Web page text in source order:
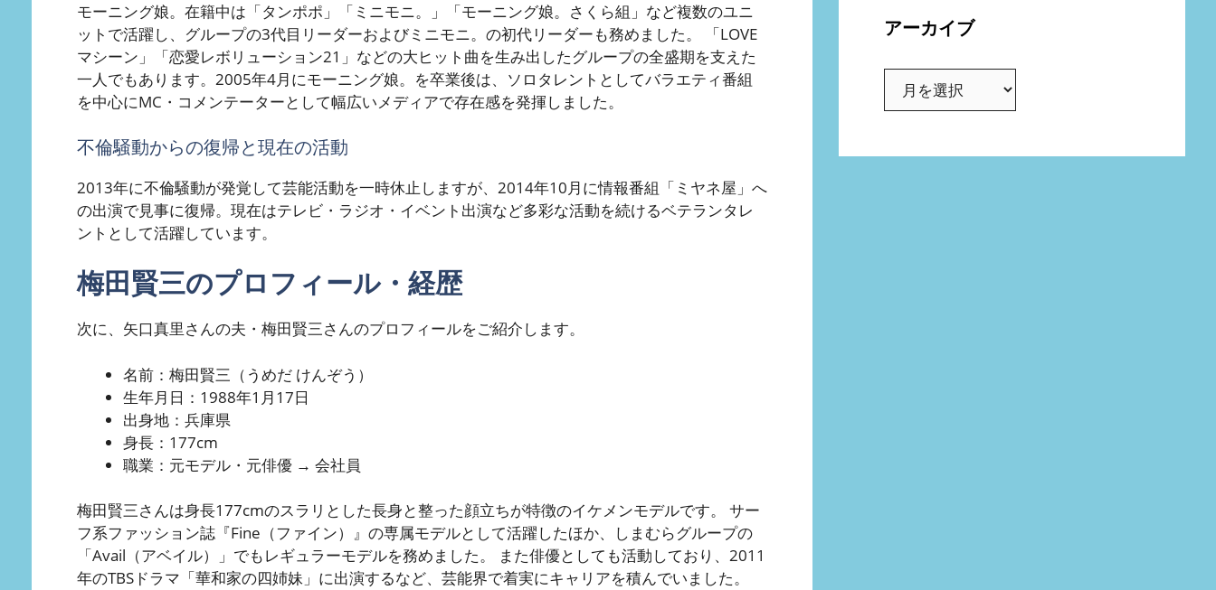
モーニング娘。在籍中は「タンポポ」「ミニモニ。」「モーニング娘。さくら組」など複数のユニ
ットで活躍し、グループの3代目リーダーおよびミニモニ。の初代リーダーも務めました。 「LOVE
マシーン」「恋愛レボリューション21」などの大ヒット曲を生み出したグループの全盛期を支えた
一人でもあります。2005年4月にモーニング娘。を卒業後は、ソロタレントとしてバラエティ番組
を中心にMC・コメンテーターとして幅広いメディアで存在感を発揮しました。
不倫騒動からの復帰と現在の活動
2013年に不倫騒動が発覚して芸能活動を一時休止しますが、2014年10月に情報番組「ミヤネ屋」へ
の出演で見事に復帰。現在はテレビ・ラジオ・イベント出演など多彩な活動を続けるベテランタレ
ントとして活躍しています。
梅田賢三のプロフィール・経歴
次に、矢口真里さんの夫・梅田賢三さんのプロフィールをご紹介します。
名前：梅田賢三（うめだ けんぞう）
生年月日：1988年1月17日
出身地：兵庫県
身長：177cm
職業：元モデル・元俳優 → 会社員
梅田賢三さんは身長177cmのスラリとした長身と整った顔立ちが特徴のイケメンモデルです。 サー
フ系ファッション誌『Fine（ファイン）』の専属モデルとして活躍したほか、しまむらグループの
「Avail（アベイル）」でもレギュラーモデルを務めました。 また俳優としても活動しており、2011
年のTBSドラマ「華和家の四姉妹」に出演するなど、芸能界で着実にキャリアを積んでいました。
アーカイブ
ブ